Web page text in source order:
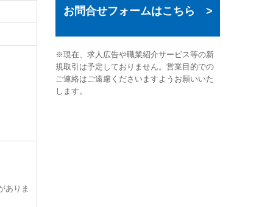
ありま
お問合せフォームはこちら >
※現在、求人広告や職業紹介サービス等の新
規取引は予定しておりません。営業目的での
ご連絡はご遠慮くださいますようお願いいた
します。